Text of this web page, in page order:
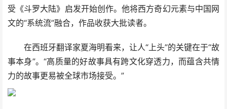
受《斗罗大陆》启发开始创作。他将西方奇幻元素与中国网
文的“系统流”融合，作品收获大批读者。
在西班牙翻译家夏海明看来，让人“上头”的关键在于“故
事本身”。“高质量的好故事具有跨文化穿透力，而蕴含共情
力的故事更易被全球市场接受。”